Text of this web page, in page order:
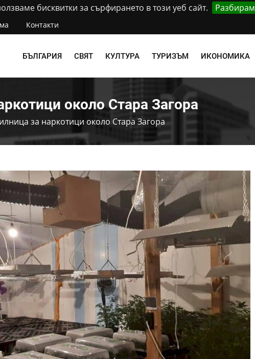
бисквитки за сърфирането в този уеб сайт. Разбирам
Контакти
БЪЛГАРИЯ СВЯТ КУЛТУРА ТУРИЗЪМ ИКОНОМИКА
около Стара Загора
за наркотици около Стара Загора